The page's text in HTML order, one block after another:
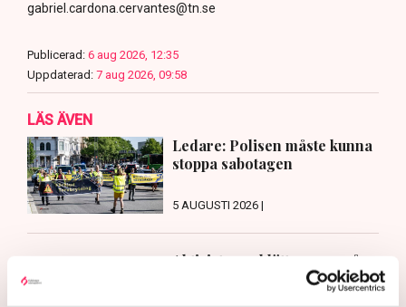
gabriel.cardona.cervantes@tn.se
Publicerad: 6 aug 2026, 12:35
Uppdaterad: 7 aug 2026, 09:58
LÄS ÄVEN
Ledare: Polisen måste kunna
stoppa sabotagen
5 AUGUSTI 2026 |
Aktivisterna klättrar upp på
maskiner – polisen kan inte
avvisa dem: ”Upptrappning på